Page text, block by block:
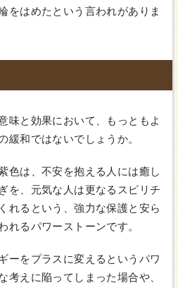
をはめたという言われがありま
味と効果において、もっともよ
緩和ではないでしょうか。
色は、不安を抱える人には癒し
を、元気な人は更なるスピリチ
れるという、強力な保護と安ら
れるパワーストーンです。
ーをプラスに変えるというパワ
考えに陥ってしまった場合や、